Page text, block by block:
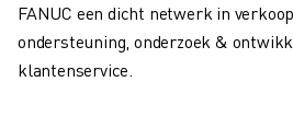
ONDERWIJS EVENEMENTEN
OVER FANUC
OVER FANUC
FANUC een dicht netwerk in
ondersteuning, onderzoek &
klantenservice.